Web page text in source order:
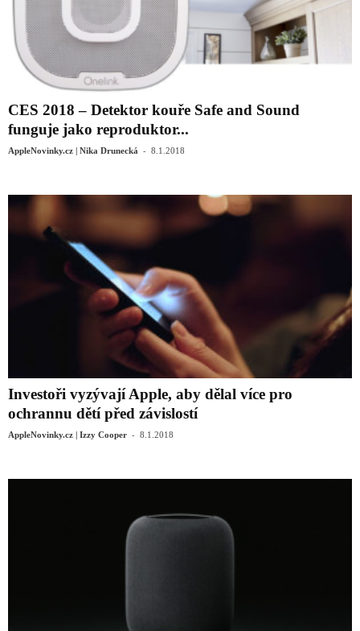
CES 2018 – Detektor kouře Safe and Sound
funguje jako reproduktor...
AppleNovinky.cz | Nika Drunecká - 8.1.2018
Investoři vyzývají Apple, aby dělal více pro
ochrannu dětí před závislostí
AppleNovinky.cz | Izzy Cooper - 8.1.2018